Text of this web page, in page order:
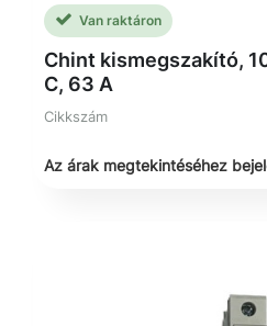
Van raktáron
Chint kismegszakító,
C, 63 A
Cikkszám
Az árak megtekintéséhez